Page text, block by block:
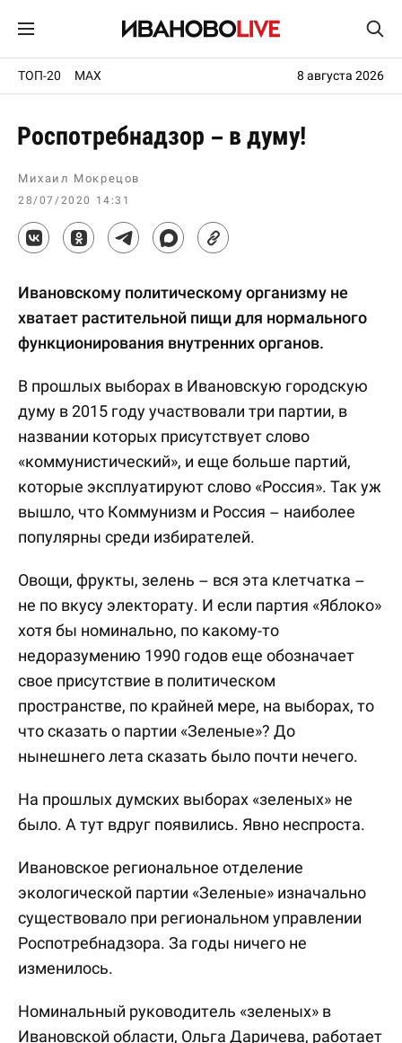
ТОП-20 MAX 8 августа 2026
Роспотребнадзор – в думу!
Михаил Мокрецов
28/07/2020 14:31
Ивановскому политическому организму не
хватает растительной пищи для нормального
функционирования внутренних органов.
В прошлых выборах в Ивановскую городскую
думу в 2015 году участвовали три партии, в
названии которых присутствует слово
«коммунистический», и еще больше партий,
которые эксплуатируют слово «Россия». Так уж
вышло, что Коммунизм и Россия – наиболее
популярны среди избирателей.
Овощи, фрукты, зелень – вся эта клетчатка –
не по вкусу электорату. И если партия «Яблоко»
хотя бы номинально, по какому-то
недоразумению 1990 годов еще обозначает
свое присутствие в политическом
пространстве, по крайней мере, на выборах, то
что сказать о партии «Зеленые»? До
нынешнего лета сказать было почти нечего.
На прошлых думских выборах «зеленых» не
было. А тут вдруг появились. Явно неспроста.
Ивановское региональное отделение
экологической партии «Зеленые» изначально
существовало при региональном управлении
Роспотребнадзора. За годы ничего не
изменилось.
Номинальный руководитель «зеленых» в
Ивановской области, Ольга Даричева, работает